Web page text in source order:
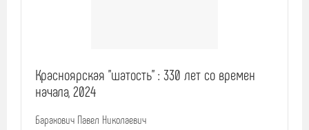
Красноярская "шатость" : 330 лет со времен
начала, 2024
Барахович Павел Николаевич